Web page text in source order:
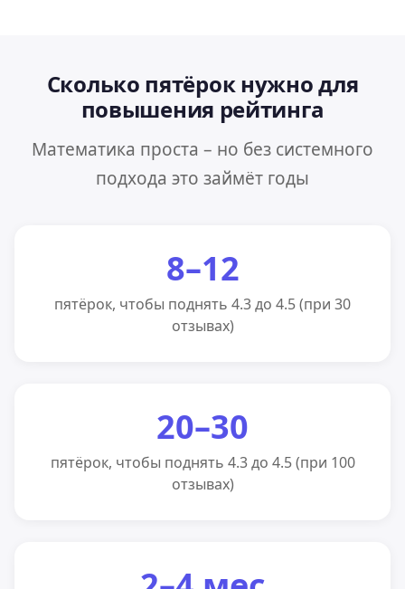
Сколько пятёрок нужно для
повышения рейтинга
Математика проста – но без системного
подхода это займёт годы
8–12
пятёрок, чтобы поднять 4.3 до 4.5 (при 30
отзывах)
20–30
пятёрок, чтобы поднять 4.3 до 4.5 (при 100
отзывах)